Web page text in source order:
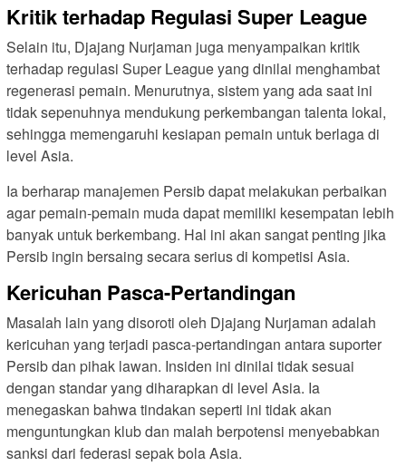
Kritik terhadap Regulasi Super League
Selain itu, Djajang Nurjaman juga menyampaikan kritik
terhadap regulasi Super League yang dinilai menghambat
regenerasi pemain. Menurutnya, sistem yang ada saat ini
tidak sepenuhnya mendukung perkembangan talenta lokal,
sehingga memengaruhi kesiapan pemain untuk berlaga di
level Asia.
Ia berharap manajemen Persib dapat melakukan perbaikan
agar pemain-pemain muda dapat memiliki kesempatan lebih
banyak untuk berkembang. Hal ini akan sangat penting jika
Persib ingin bersaing secara serius di kompetisi Asia.
Kericuhan Pasca-Pertandingan
Masalah lain yang disoroti oleh Djajang Nurjaman adalah
kericuhan yang terjadi pasca-pertandingan antara suporter
Persib dan pihak lawan. Insiden ini dinilai tidak sesuai
dengan standar yang diharapkan di level Asia. Ia
menegaskan bahwa tindakan seperti ini tidak akan
menguntungkan klub dan malah berpotensi menyebabkan
sanksi dari federasi sepak bola Asia.